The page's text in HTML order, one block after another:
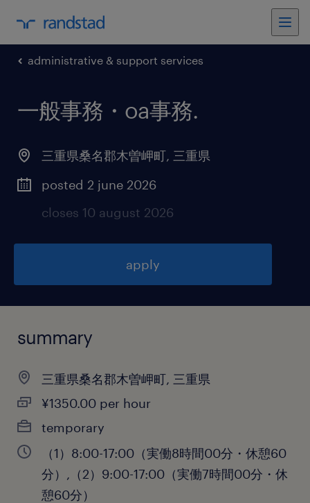
administrative & support services
一般事務・oa事務.
三重県桑名郡木曽岬町, 三重県
posted 2 june 2026
closes 10 august 2026
apply
summary
三重県桑名郡木曽岬町, 三重県
¥1350.00 per hour
temporary
（1）8:00-17:00（実働8時間00分・休憩60
分）,（2）9:00-17:00（実働7時間00分・休
憩60分）